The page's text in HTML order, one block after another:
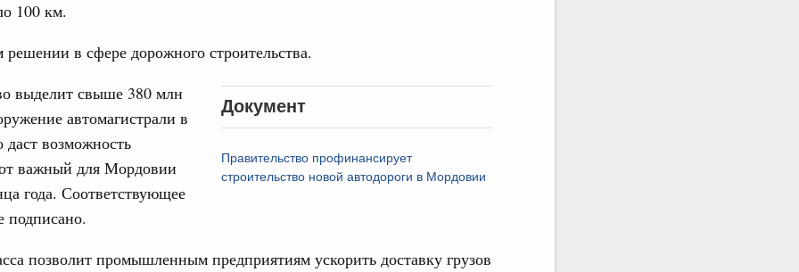
100 км.
в сфере дорожного строительства.
Документ
Правительство профинансирует
строительство новой автодороги в Мордовии
выделит свыше 380 млн
автомагистрали в
даст возможность
важный для Мордовии
года. Соответствующее
подписано.
позволит промышленным предприятиям ускорить доставку грузов
№17)
мая, четверг
№16)
бюджетные ассигнования.